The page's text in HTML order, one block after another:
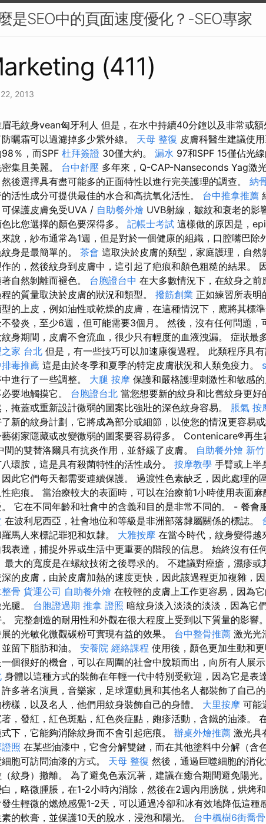
是SEO中的頁面速度優化？-SEO專家
(411)
2013
毛紋身vean匈牙利人 但是，在水中持續40分鐘以及非常或
曬霜可以過濾掉多少紫外線。 天母 整復 皮膚科醫生建議使
％，而SPF 杜拜簽證 30僅大約。 漏水 97和SPF 15僅佔光
集且美麗。 台中舒壓 多年來，Q-CAP-Nanseconds Yag激
後選擇具有盡可能多的正面特性以進行完美護理的調查。 納
活性成分可提供最佳的水合和高抗氧化活性。 台中推拿推薦
保護皮膚免受UVA / 自助餐外燴 UVB射線，皺紋和衰老的影
比您選擇的顏色要深得多。 記帳士考試 這樣做的原因是，
說，紗布通常為1週，但是對於一個健康的組織，口腔嘴巴
身是最簡單的。 茶會 這取決於皮膚的類型，家庭護理，自然
的，然後紋身到皮膚中，這引起了疤痕和顏色粗糙的結果。
自然剝離而褪色。 台胞證台中 在大多數情況下，在紋身之
的質量取決於皮膚的狀況和類型。 撥筋創業 正如練習所表明
的上皮，例如油性或乾燥的皮膚，在這種情況下，應將其標
不發炎，至少6週，但可能需要3個月。 然後，沒有任何問題
身期間，皮膚不會流血，很少只有輕度的血液洩漏。 症狀最
家 台北 但是，有一些技巧可以加速康復過程。 此類程序具
毒推薦 這是由於冬季和夏季的特定皮膚狀況和人類免疫力。
進行了一些調整。 大腿 按摩 保護和嚴格護理刺激性和敏感
要地觸摸它。 台胞證台北 當您想要新的紋身和比舊紋身更好
掩蓋或重新設計微弱的圖案比強壯的深色紋身容易。 脹氣 按
新的紋身計劃，它將成為部分或細節，以使您的情況更容易
術家隱藏或改變微弱的圖案要容易得多。 Contenicare®再生
間的雙替洛爾具有抗炎作用，並舒緩了皮膚。 自助餐外燴 新
環胺，這是具有殺菌特性的活性成分。 按摩教學 手臂或上半
因此它們每天都需要連續保護。 過渡性色素缺乏，因此處理的
性疤痕。 當治療較大的表面時，可以在治療前1小時使用表面
它在不同年齡和社會中的含義和目的是非常不同的。 - 餐會
在波利尼西亞，社會地位和等級是非洲部落隸屬關係的標誌。
馬人來標記罪犯和奴隸。 大雅按摩 在當今時代，紋身變得越
表達，捕捉外界或生活中更重要的階段的信息。 始終沒有任
最大的寬度是在螺紋技術之後尋求的。 不建議對痤瘡，濕疹
深的皮膚，由於皮膚加熱的速度更快，因此該過程更加複雜，
骨 貨運公司 自助餐外燴 在較輕的皮膚上工作更容易，因為
腿。 台胞證過期 推拿 證照 暗紋身淡入淡淡的淡淡，因為它
完整創造的耐用性和外觀在很大程度上受到以下質量的影響。
的光敏化微觀碳粉可實現有益的效果。 台中整骨推薦 激光光
留下脂肪和油。 安養院 經絡課程 使用後，顏色更加生動和
個很好的機會，可以在周圍的社會中脫穎而出，向所有人展
身體以這種方式的裝飾在年輕一代中特別受歡迎，因為它是表
多著名演員，音樂家，足球運動員和其他名人都裝飾了自己的
樣，以及名人，他們用紋身裝飾自己的身體。 大里按摩 可能
，發紅，紅色斑點，紅色炎症點，皰疹活動，含鐵的油漆。
下，它能夠消除紋身而不會引起疤痕。 辦桌外燴推薦 激光具
照 在某些油漆中，它會分解雙鍵，而在其他塗料中分解（含
胞可訪問油漆的方式。 天母 整復 然後，通過巨噬細胞的消
紋身）撤離。 為了避免色素沉著，建議在癒合期間避免陽光。
，略微腫脹，在1-2小時內消除，然後在2週內用膀胱，烘烤
生輕微的燃燒感覺1-2天，可以通過冷卻和冰有效地降低這種
的軟膏，並保護10天的脫水，浸泡和陽光。 台中楓樹6街喬骨